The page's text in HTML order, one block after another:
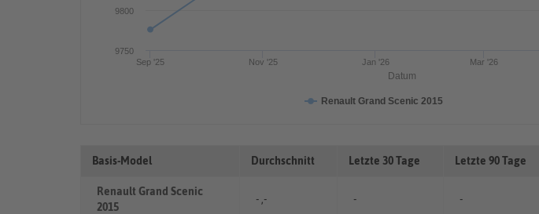
Datum
Renault Grand Scenic 2015
Sep '25 Nov '25 Jan '26 Mar '26
9750
9800
Basis-Model Durchschnitt Letzte 30 Tage Letzte 90 Tage
Renault Grand Scenic
2015
- ,- - -